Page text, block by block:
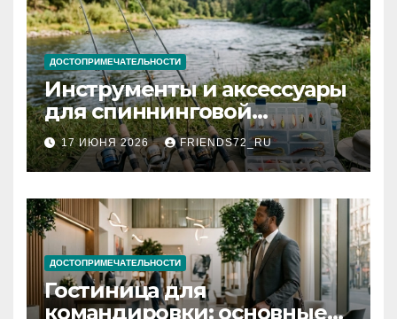
ДОСТОПРИМЕЧАТЕЛЬНОСТИ
Инструменты и аксессуары
для спиннинговой
рыбалки: назначение и
типы
17 ИЮНЯ 2026 FRIENDS72_RU
ДОСТОПРИМЕЧАТЕЛЬНОСТИ
Гостиница для
командировки: основные